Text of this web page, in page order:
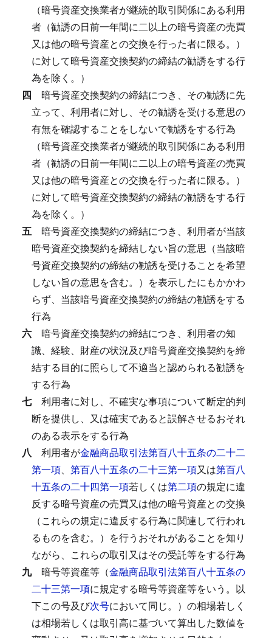
（暗号資産交換業者が継続的取引関係にある利用
者（勧誘の日前一年間に二以上の暗号資産の売買
又は他の暗号資産との交換を行った者に限る。）
に対して暗号資産交換契約の締結の勧誘をする行
為を除く。）
四 暗号資産交換契約の締結につき、その勧誘に先
立って、利用者に対し、その勧誘を受ける意思の
有無を確認することをしないで勧誘をする行為
（暗号資産交換業者が継続的取引関係にある利用
者（勧誘の日前一年間に二以上の暗号資産の売買
又は他の暗号資産との交換を行った者に限る。）
に対して暗号資産交換契約の締結の勧誘をする行
為を除く。）
五 暗号資産交換契約の締結につき、利用者が当該
暗号資産交換契約を締結しない旨の意思（当該暗
号資産交換契約の締結の勧誘を受けることを希望
しない旨の意思を含む。）を表示したにもかかわ
らず、当該暗号資産交換契約の締結の勧誘をする
行為
六 暗号資産交換契約の締結につき、利用者の知
識、経験、財産の状況及び暗号資産交換契約を締
結する目的に照らして不適当と認められる勧誘を
する行為
七 利用者に対し、不確実な事項について断定的判
断を提供し、又は確実であると誤解させるおそれ
のある表示をする行為
八 利用者が金融商品取引法第百八十五条の二十二
第一項、 第百八十五条の二十三第一項又は第百八
十五条の二十四第一項若しくは第二項の規定に違
反する暗号資産の売買又は他の暗号資産との交換
（これらの規定に違反する行為に関連して行われ
るものを含む。）を行うおそれがあることを知り
ながら、これらの取引又はその受託等をする行為
九 暗号等資産等（金融商品取引法第百八十五条の
二十三第一項に規定する暗号等資産等をいう。以
下この号及び次号において同じ。）の相場若しく
は相場若しくは取引高に基づいて算出した数値を